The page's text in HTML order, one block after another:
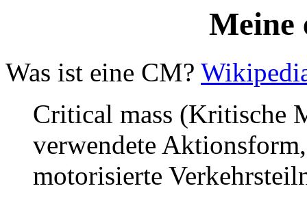
Was ist eine CM?
Critical mass (Kritische
verwendete
motorisierte